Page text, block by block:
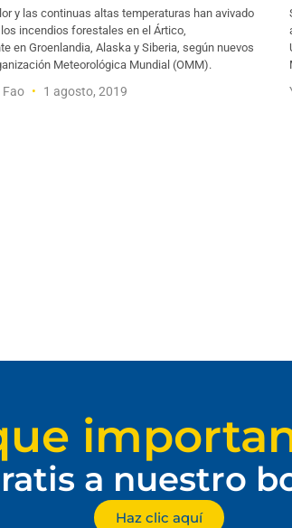
y las continuas altas temperaturas han avivado
incendios forestales en el Ártico,
en Groenlandia, Alaska y Siberia, según nuevos
Meteorológica Mundial (OMM).
Fao 1 agosto, 2019
a nuestro
Haz clic aquí